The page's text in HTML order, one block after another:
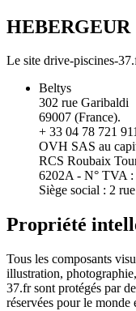
HEBERGEUR
Le site drive-piscines-
Beltys
302 rue Garibaldi
69007 (France).
+ 33 04 78 721
OVH SAS au
RCS Roubaix
6202A - N° TVA
Siège social : 2
Propriété
Tous les composants
illustration,
37.fr sont protégés par
réservées pour le monde